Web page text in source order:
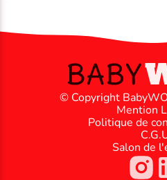
© Copyright
Mention
Politique de
Salon de